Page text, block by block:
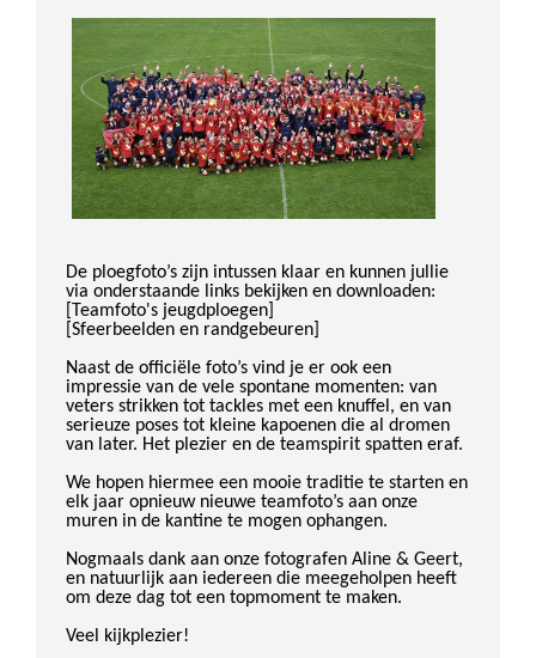
De ploegfoto’s zijn intussen klaar en kunnen jullie
via onderstaande links bekijken en downloaden:
[Teamfoto's jeugdploegen]
[Sfeerbeelden en randgebeuren]
Naast de officiële foto’s vind je er ook een
impressie van de vele spontane momenten: van
veters strikken tot tackles met een knuffel, en van
serieuze poses tot kleine kapoenen die al dromen
van later. Het plezier en de teamspirit spatten eraf.
We hopen hiermee een mooie traditie te starten en
elk jaar opnieuw nieuwe teamfoto’s aan onze
muren in de kantine te mogen ophangen.
Nogmaals dank aan onze fotografen Aline & Geert,
en natuurlijk aan iedereen die meegeholpen heeft
om deze dag tot een topmoment te maken.
Veel kijkplezier!